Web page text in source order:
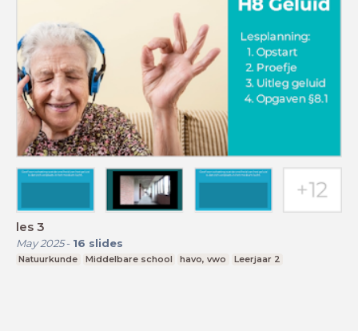
les 3
May 2025- 16 slides
Natuurkunde Middelbare school havo, vwo Leerjaar 2